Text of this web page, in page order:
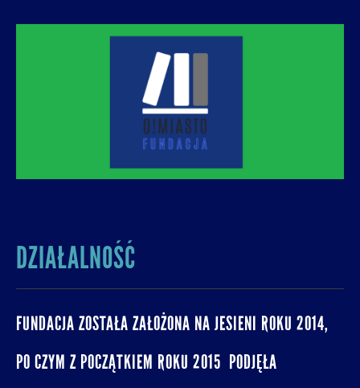
URBANIZACJI – PROMUJEMY I WSPIERAMY
ROZWÓJ MIAST I MIEJSKICH WSPÓLNOT.
O! MIASTO
DZIAŁALNOŚĆ
FUNDACJA ZOSTAŁA ZAŁOŻONA NA JESIENI ROKU 2014,
PO CZYM Z POCZĄTKIEM ROKU 2015 PODJĘŁA